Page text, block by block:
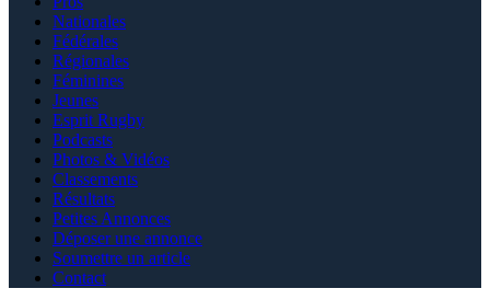
Nationales
Fédérales
Régionales
Féminines
Jeunes
Esprit Rugby
Podcasts
Photos & Vidéos
Classements
Résultats
Petites Annonces
Déposer une annonce
Soumettre un article
Contact